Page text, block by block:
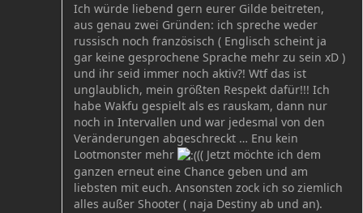
Ich würde liebend gern eurer Gilde beitreten,
aus genau zwei Gründen: ich spreche weder
russisch noch französisch ( Englisch scheint ja
gar keine gesprochene Sprache mehr zu sein xD )
und ihr seid immer noch aktiv?! Wtf das ist
unglaublich, mein größten Respekt dafür!!! Ich
habe Wakfu gespielt als es rauskam, dann nur
noch in Intervallen und war jedesmal von den
Veränderungen abgeschreckt … Enu kein
Lootmonster mehr
(( Jetzt möchte ich dem
ganzen erneut eine Chance geben und am
liebsten mit euch. Ansonsten zock ich so ziemlich
alles außer Shooter ( naja Destiny ab und an).